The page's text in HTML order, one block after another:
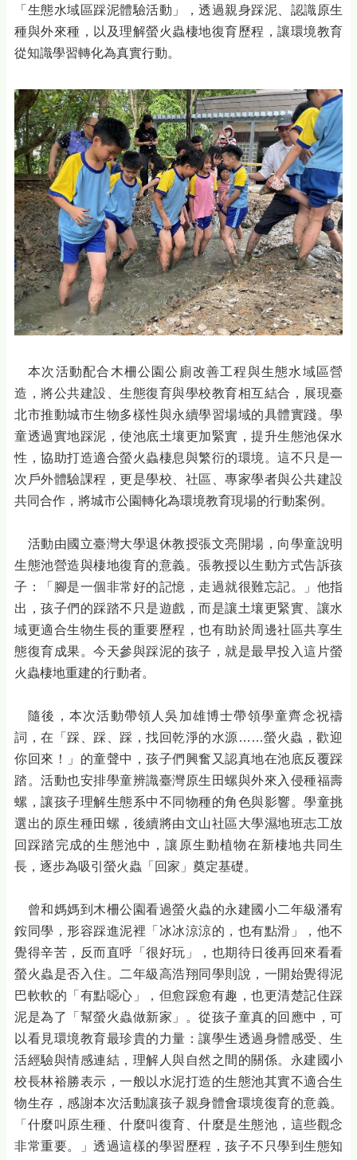
「生態水域區踩泥體驗活動」，透過親身踩泥、認識原生
種與外來種，以及理解螢火蟲棲地復育歷程，讓環境教育
從知識學習轉化為真實行動。
本次活動配合木柵公園公廁改善工程與生態水域區營
造，將公共建設、生態復育與學校教育相互結合，展現臺
北市推動城市生物多樣性與永續學習場域的具體實踐。學
童透過實地踩泥，使池底土壤更加緊實，提升生態池保水
性，協助打造適合螢火蟲棲息與繁衍的環境。這不只是一
次戶外體驗課程，更是學校、社區、專家學者與公共建設
共同合作，將城市公園轉化為環境教育現場的行動案例。
活動由國立臺灣大學退休教授張文亮開場，向學童說明
生態池營造與棲地復育的意義。張教授以生動方式告訴孩
子：「腳是一個非常好的記憶，走過就很難忘記。」他指
出，孩子們的踩踏不只是遊戲，而是讓土壤更緊實、讓水
域更適合生物生長的重要歷程，也有助於周邊社區共享生
態復育成果。今天參與踩泥的孩子，就是最早投入這片螢
火蟲棲地重建的行動者。
隨後，本次活動帶領人吳加雄博士帶領學童齊念祝禱
詞，在「踩、踩、踩，找回乾淨的水源……螢火蟲，歡迎
你回來！」的童聲中，孩子們興奮又認真地在池底反覆踩
踏。活動也安排學童辨識臺灣原生田螺與外來入侵種福壽
螺，讓孩子理解生態系中不同物種的角色與影響。學童挑
選出的原生種田螺，後續將由文山社區大學濕地班志工放
回踩踏完成的生態池中，讓原生動植物在新棲地共同生
長，逐步為吸引螢火蟲「回家」奠定基礎。
曾和媽媽到木柵公園看過螢火蟲的永建國小二年級潘宥
銨同學，形容踩進泥裡「冰冰涼涼的，也有點滑」，他不
覺得辛苦，反而直呼「很好玩」，也期待日後再回來看看
螢火蟲是否入住。二年級高浩翔同學則說，一開始覺得泥
巴軟軟的「有點噁心」，但愈踩愈有趣，也更清楚記住踩
泥是為了「幫螢火蟲做新家」。從孩子童真的回應中，可
以看見環境教育最珍貴的力量：讓學生透過身體感受、生
活經驗與情感連結，理解人與自然之間的關係。永建國小
校長林裕勝表示，一般以水泥打造的生態池其實不適合生
物生存，感謝本次活動讓孩子親身體會環境復育的意義。
「什麼叫原生種、什麼叫復育、什麼是生態池，這些觀念
非常重要。」透過這樣的學習歷程，孩子不只學到生態知